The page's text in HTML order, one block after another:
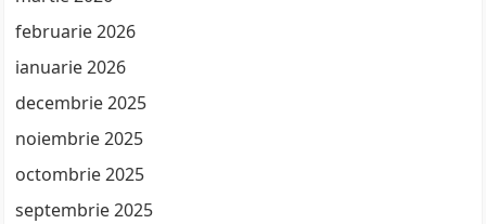
februarie 2026
ianuarie 2026
decembrie 2025
noiembrie 2025
octombrie 2025
septembrie 2025